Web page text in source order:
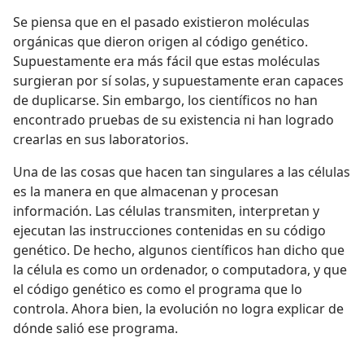
Se piensa que en el pasado existieron moléculas
orgánicas que dieron origen al código genético.
Supuestamente era más fácil que estas moléculas
surgieran por sí solas, y supuestamente eran capaces
de duplicarse. Sin embargo, los científicos no han
encontrado pruebas de su existencia ni han logrado
crearlas en sus laboratorios.
Una de las cosas que hacen tan singulares a las células
es la manera en que almacenan y procesan
información. Las células transmiten, interpretan y
ejecutan las instrucciones contenidas en su código
genético. De hecho, algunos científicos han dicho que
la célula es como un ordenador, o computadora, y que
el código genético es como el programa que lo
controla. Ahora bien, la evolución no logra explicar de
dónde salió ese programa.